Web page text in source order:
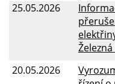
25.05.2026
20.05.2026